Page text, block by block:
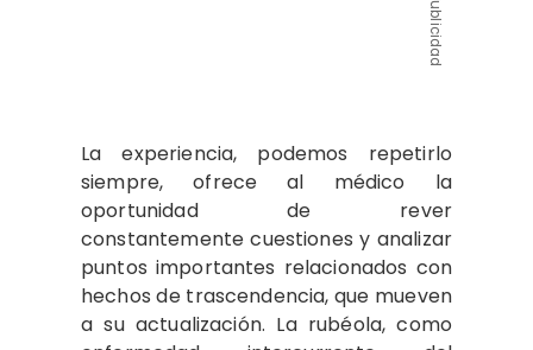
Publicidad
La experiencia, podemos repetirlo
siempre, ofrece al médico la
oportunidad de rever
constantemente cuestiones y analizar
puntos importantes relacionados con
hechos de trascendencia, que mueven
a su actualización. La rubéola, como